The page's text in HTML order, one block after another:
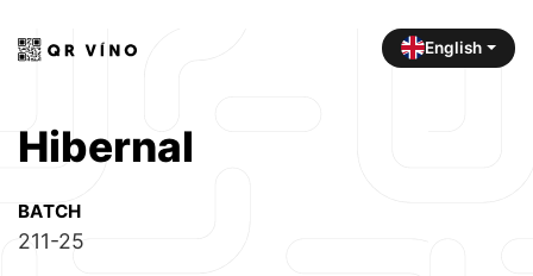
English
Hibernal
BATCH
211-25